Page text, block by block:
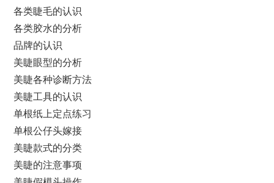
各类睫毛的认识
各类胶水的分析
品牌的认识
美睫眼型的分析
美睫各种诊断方法
美睫工具的认识
单根纸上定点练习
单根公仔头嫁接
美睫款式的分类
美睫的注意事项